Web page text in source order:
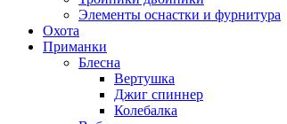
Элементы оснастки и фурнитура
Охота
Приманки
Блесна
Вертушка
Джиг спиннер
Колебалка